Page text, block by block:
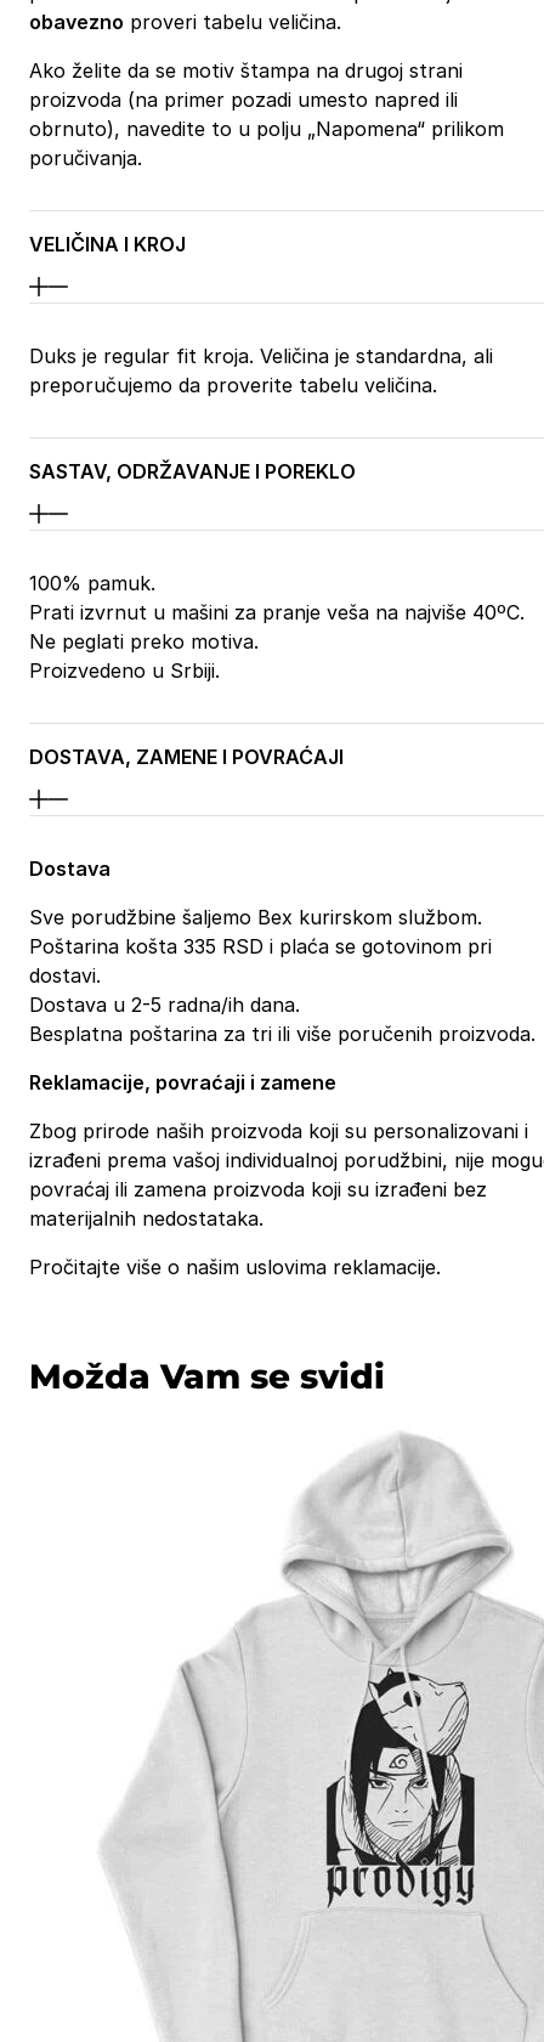
obavezno proveri tabelu veličina.
Ako želite da se motiv štampa na drugoj strani
proizvoda (na primer pozadi umesto napred ili
obrnuto), navedite to u polju „Napomena“ prilikom
poručivanja.
VELIČINA I KROJ
Duks je regular fit kroja. Veličina je standardna, ali
preporučujemo da proverite tabelu veličina.
SASTAV, ODRŽAVANJE I POREKLO
100% pamuk.
Prati izvrnut u mašini za pranje veša na najviše 40ºC.
Ne peglati preko motiva.
Proizvedeno u Srbiji.
DOSTAVA, ZAMENE I POVRAĆAJI
Dostava
Sve porudžbine šaljemo Bex kurirskom službom.
Poštarina košta 335 RSD i plaća se gotovinom pri
dostavi.
Dostava u 2-5 radna/ih dana.
Besplatna poštarina za tri ili više poručenih proizvoda.
Reklamacije, povraćaji i zamene
Zbog prirode naših proizvoda koji su personalizovani i
izrađeni prema vašoj individualnoj porudžbini, nije
povraćaj ili zamena proizvoda koji su izrađeni bez
materijalnih nedostataka.
Pročitajte više o našim uslovima reklamacije.
Možda Vam se svidi